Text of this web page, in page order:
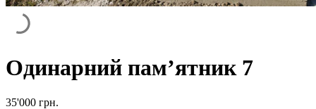
Одинарний пам’ятник 7
35'000 грн.